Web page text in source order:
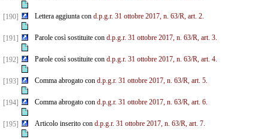
[190] Lettera aggiunta con d.p.g.r. 31 ottobre 2017, n. 63/R, art. 2.
[191] Parole così sostituite con d.p.g.r. 31 ottobre 2017, n. 63/R, art. 3.
[192] Parole così sostituite con d.p.g.r. 31 ottobre 2017, n. 63/R, art. 4.
[193] Comma abrogato con d.p.g.r. 31 ottobre 2017, n. 63/R, art. 5.
[194] Comma abrogato con d.p.g.r. 31 ottobre 2017, n. 63/R, art. 6.
[195] Articolo inserito con d.p.g.r. 31 ottobre 2017, n. 63/R, art. 7.